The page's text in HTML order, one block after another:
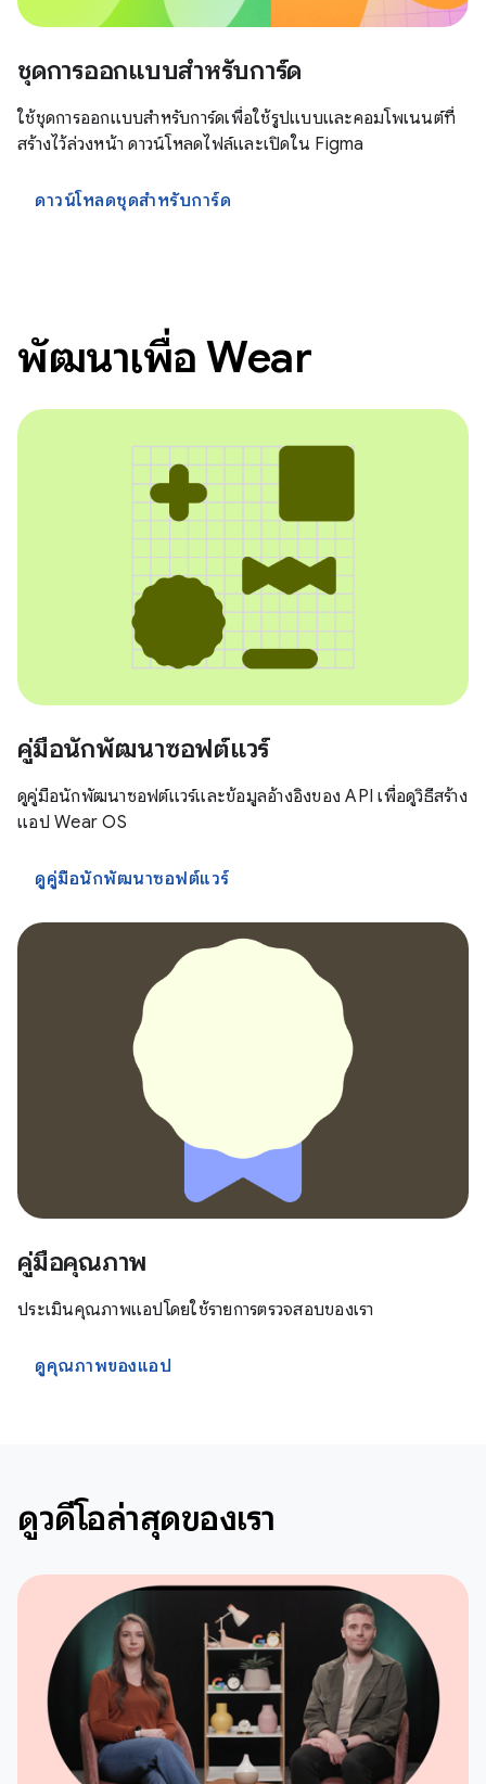
ชุดการออกแบบสําหรับการ์ด
ใช้ชุดการออกแบบสำหรับการ์ดเพื่อใช้รูปแบบและคอมโพเนนต์ที่
สร้างไว้ล่วงหน้า ดาวน์โหลดไฟล์และเปิดใน Figma
ดาวน์โหลดชุดสำหรับการ์ด
พัฒนาเพื่อ Wear
คู่มือนักพัฒนาซอฟต์แวร์
ดูคู่มือนักพัฒนาซอฟต์แวร์และข้อมูลอ้างอิงของ API เพื่อดูวิธีสร้าง
แอป Wear OS
ดูคู่มือนักพัฒนาซอฟต์แวร์
คู่มือคุณภาพ
ประเมินคุณภาพแอปโดยใช้รายการตรวจสอบของเรา
ดูคุณภาพของแอป
ดูวิดีโอล่าสุดของเรา